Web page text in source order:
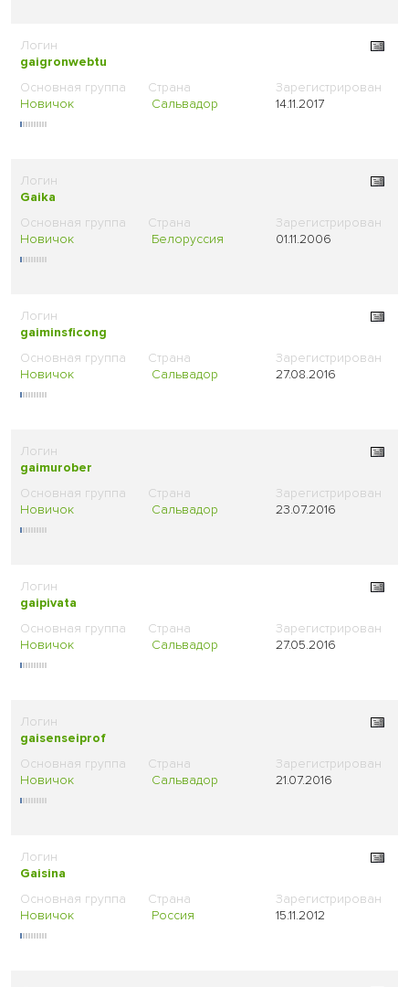
gaigronwebtu
Новичок Сальвадор 14.11.2017
Gaika
Новичок Белоруссия 01.11.2006
gaiminsficong
Новичок Сальвадор 27.08.2016
gaimurober
Новичок Сальвадор 23.07.2016
gaipivata
Новичок Сальвадор 27.05.2016
gaisenseiprof
Новичок Сальвадор 21.07.2016
Gaisina
Новичок Россия 15.11.2012